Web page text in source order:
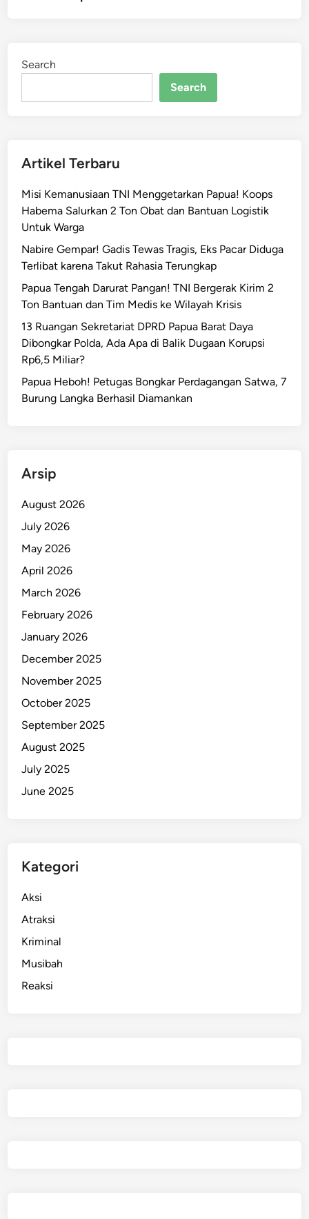
Search
Search
Artikel Terbaru
Misi Kemanusiaan TNI Menggetarkan Papua! Koops
Habema Salurkan 2 Ton Obat dan Bantuan Logistik
Untuk Warga
Nabire Gempar! Gadis Tewas Tragis, Eks Pacar Diduga
Terlibat karena Takut Rahasia Terungkap
Papua Tengah Darurat Pangan! TNI Bergerak Kirim 2
Ton Bantuan dan Tim Medis ke Wilayah Krisis
13 Ruangan Sekretariat DPRD Papua Barat Daya
Dibongkar Polda, Ada Apa di Balik Dugaan Korupsi
Rp6,5 Miliar?
Papua Heboh! Petugas Bongkar Perdagangan Satwa, 7
Burung Langka Berhasil Diamankan
Arsip
August 2026
July 2026
May 2026
April 2026
March 2026
February 2026
January 2026
December 2025
November 2025
October 2025
September 2025
August 2025
July 2025
June 2025
Kategori
Aksi
Atraksi
Kriminal
Musibah
Reaksi